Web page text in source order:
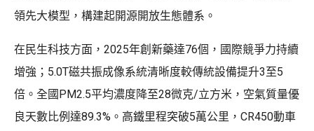
領先大模型，構建起開源開放生態體系。
在民生科技方面，2025年創新藥達76個，國際競爭力持續
增強；5.0T磁共振成像系統清晰度較傳統設備提升3至5
倍。全國PM2.5平均濃度降至28微克/立方米，空氣質量優
良天數比例達89.3%。高鐵里程突破5萬公里，CR450動車